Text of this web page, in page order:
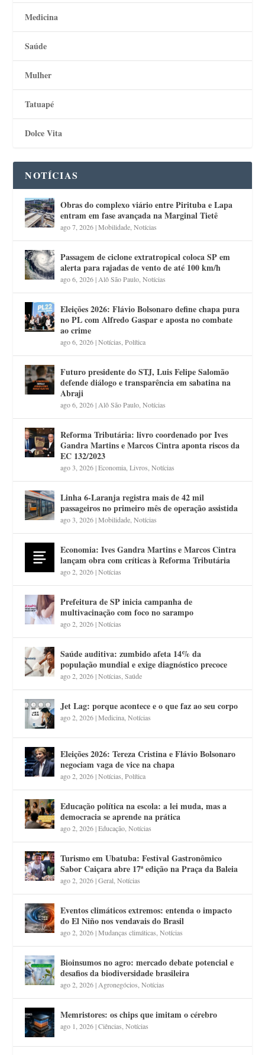
Medicina
Saúde
Mulher
Tatuapé
Dolce Vita
NOTÍCIAS
Obras do complexo viário entre Pirituba e Lapa
entram em fase avançada na Marginal Tietê
ago 7, 2026|Mobilidade ,Notícias
Passagem de ciclone extratropical coloca SP em
alerta para rajadas de vento de até 100 km/h
ago 6, 2026| Alô São Paulo ,Notícias
Eleições 2026: Flávio Bolsonaro define chapa pura
no PL com Alfredo Gaspar e aposta no combate
ao crime
ago 6, 2026|Notícias ,Política
Futuro presidente do STJ, Luis Felipe Salomão
defende diálogo e transparência em sabatina na
Abraji
ago 6, 2026| Alô São Paulo ,Notícias
Reforma Tributária: livro coordenado por Ives
Gandra Martins e Marcos Cintra aponta riscos da
EC 132/2023
ago 3, 2026|Economia ,Livros ,Notícias
Linha 6-Laranja registra mais de 42 mil
passageiros no primeiro mês de operação assistida
ago 3, 2026|Mobilidade ,Notícias
Economia: Ives Gandra Martins e Marcos Cintra
lançam obra com críticas à Reforma Tributária
ago 2, 2026|Notícias
Prefeitura de SP inicia campanha de
multivacinação com foco no sarampo
ago 2, 2026|Notícias
Saúde auditiva: zumbido afeta 14% da
população mundial e exige diagnóstico precoce
ago 2, 2026|Notícias ,Saúde
Jet Lag: porque acontece e o que faz ao seu corpo
ago 2, 2026|Medicina ,Notícias
Eleições 2026: Tereza Cristina e Flávio Bolsonaro
negociam vaga de vice na chapa
ago 2, 2026|Notícias ,Política
Educação política na escola: a lei muda, mas a
democracia se aprende na prática
ago 2, 2026|Educação ,Notícias
Turismo em Ubatuba: Festival Gastronômico
Sabor Caiçara abre 17ª edição na Praça da Baleia
ago 2, 2026|Geral ,Notícias
Eventos climáticos extremos: entenda o impacto
do El Niño nos vendavais do Brasil
ago 2, 2026|Mudanças climáticas ,Notícias
Bioinsumos no agro: mercado debate potencial e
desafios da biodiversidade brasileira
ago 2, 2026| Agronegócios ,Notícias
Memristores: os chips que imitam o cérebro
ago 1, 2026|Ciências ,Notícias